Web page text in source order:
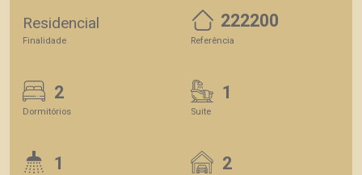
Residencial
Finalidade
222200
Referência
2
Dormitórios
1
Suite
1 2